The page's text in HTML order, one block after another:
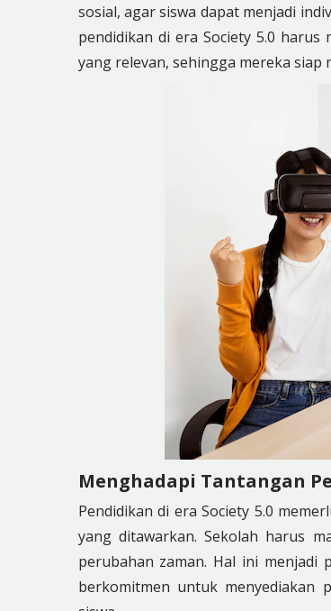
sosial, agar siswa dapat menjadi
pendidikan di era Society 5.0
yang relevan, sehingga mereka siap
Menghadapi Tantangan
Pendidikan di era Society 5.0
yang ditawarkan. Sekolah harus
perubahan zaman. Hal ini menjadi
berkomitmen untuk menyediakan